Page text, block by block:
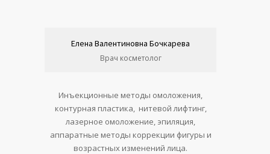
Елена Валентиновна Бочкарева
Врач косметолог
Инъекционные методы омоложения,
контурная пластика, нитевой лифтинг,
лазерное омоложение, эпиляция,
аппаратные методы коррекции фигуры и
возрастных изменений лица.